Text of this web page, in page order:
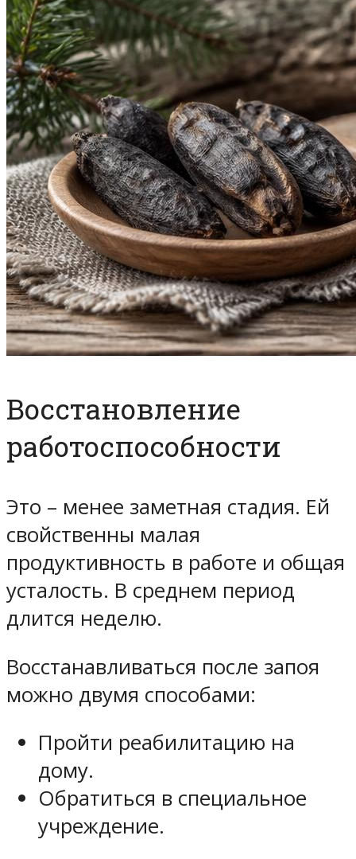
Восстановление
работоспособности
Это – менее заметная стадия. Ей
свойственны малая
продуктивность в работе и общая
усталость. В среднем период
длится неделю.
Восстанавливаться после запоя
можно двумя способами:
Пройти реабилитацию на
дому.
Обратиться в специальное
учреждение.